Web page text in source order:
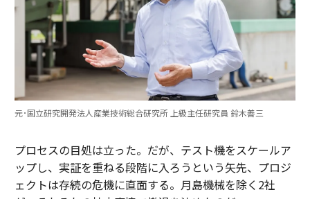
元･国立研究開発法人産業技術総合研究所 上級主任研究員 鈴木善三
プロセスの目処は立った。だが、テスト機をスケールア
ップし、実証を重ねる段階に入ろうという矢先、プロジ
ェクトは存続の危機に直面する。月島機械を除く2社